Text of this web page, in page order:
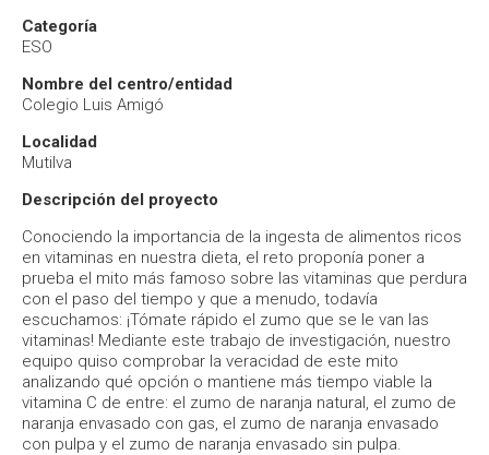
Categoría
ESO
Nombre del centro/entidad
Colegio Luis Amigó
Localidad
Mutilva
Descripción del proyecto
Conociendo la importancia de la ingesta de alimentos ricos
en vitaminas en nuestra dieta, el reto proponía poner a
prueba el mito más famoso sobre las vitaminas que perdura
con el paso del tiempo y que a menudo, todavía
escuchamos: ¡Tómate rápido el zumo que se le van las
vitaminas! Mediante este trabajo de investigación, nuestro
equipo quiso comprobar la veracidad de este mito
analizando qué opción o mantiene más tiempo viable la
vitamina C de entre: el zumo de naranja natural, el zumo de
naranja envasado con gas, el zumo de naranja envasado
con pulpa y el zumo de naranja envasado sin pulpa.